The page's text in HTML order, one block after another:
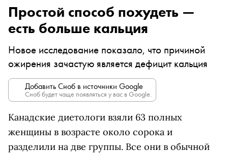
Простой способ похудеть —
есть больше кальция
Новое исследование показало, что причиной
ожирения зачастую является дефицит кальция
Добавить Сноб в источники Google
Сноб будет чаще появляться у вас в Google.
Канадские диетологи взяли 63 полных
женщины в возрасте около сорока и
разделили на две группы. Все они в обычной